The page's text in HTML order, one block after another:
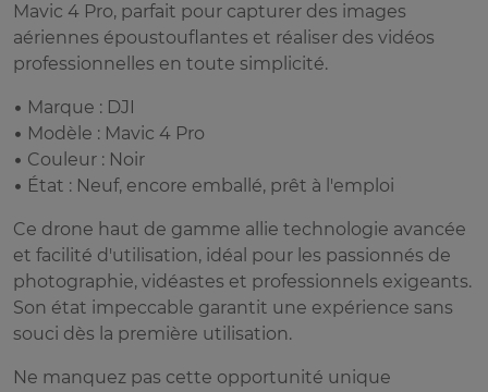
Mavic 4 Pro, parfait pour capturer des images
aériennes époustouflantes et réaliser des vidéos
professionnelles en toute simplicité.
• Marque : DJI
• Modèle : Mavic 4 Pro
• Couleur : Noir
• État : Neuf, encore emballé, prêt à l'emploi
Ce drone haut de gamme allie technologie avancée
et facilité d'utilisation, idéal pour les passionnés de
photographie, vidéastes et professionnels exigeants.
Son état impeccable garantit une expérience sans
souci dès la première utilisation.
Ne manquez pas cette opportunité unique